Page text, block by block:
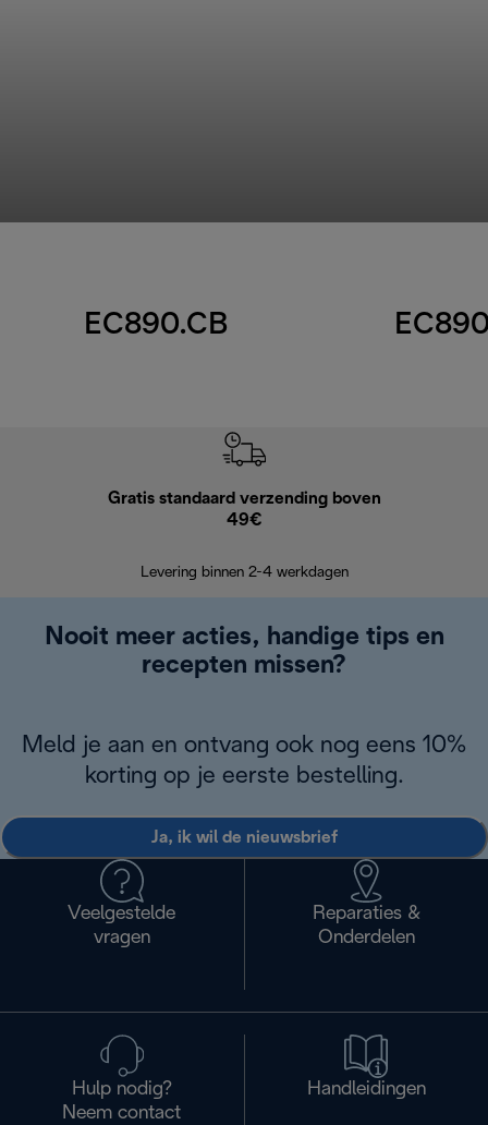
EC890.CB
Gratis standaard verzending boven
49€
Levering binnen 2-4 werkdagen
Nooit meer acties, handige tips en
recepten missen?
Meld je aan en ontvang ook nog eens 10%
korting op je eerste bestelling.
Ja, ik wil de nieuwsbrief
Veelgestelde
vragen
Reparaties &
Onderdelen
Hulp nodig?
Neem contact
Handleidingen